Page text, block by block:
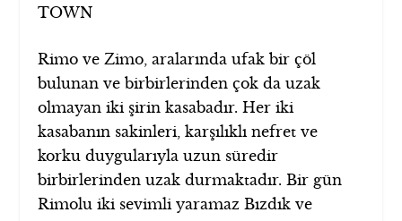
TOWN
Rimo ve Zimo, aralarında ufak bir çöl
bulunan ve birbirlerinden çok da uzak
olmayan iki şirin kasabadır. Her iki
kasabanın sakinleri, karşılıklı nefret ve
korku duygularıyla uzun süredir
birbirlerinden uzak durmaktadır. Bir gün
Rimolu iki sevimli yaramaz Bızdık ve